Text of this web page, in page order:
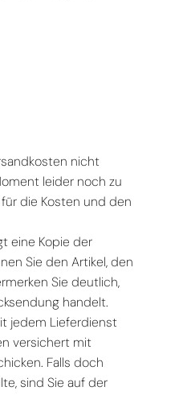
nicht
leider noch zu
die Kosten und den
eine Kopie der
Sie den Artikel, den
Sie deutlich,
handelt.
jedem Lieferdienst
versichert mit
Falls doch
sind Sie auf der